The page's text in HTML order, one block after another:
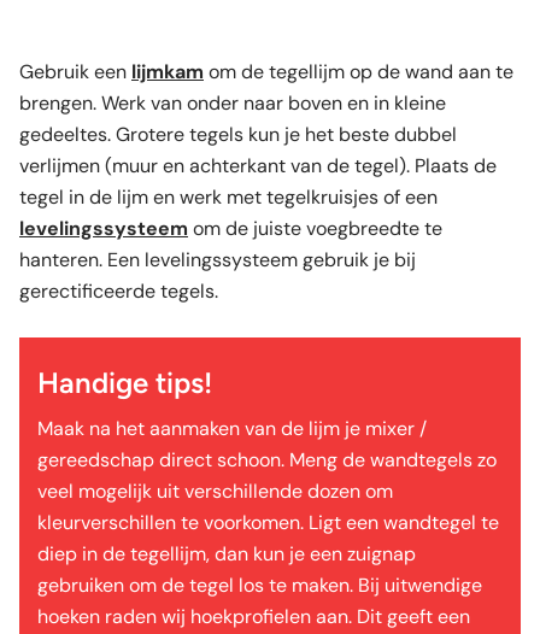
Gebruik een lijmkam om de tegellijm op de wand aan te
brengen. Werk van onder naar boven en in kleine
gedeeltes. Grotere tegels kun je het beste dubbel
verlijmen (muur en achterkant van de tegel). Plaats de
tegel in de lijm en werk met tegelkruisjes of een
levelingssysteem om de juiste voegbreedte te
hanteren. Een levelingssysteem gebruik je bij
gerectificeerde tegels.
Handige tips!
Maak na het aanmaken van de lijm je mixer /
gereedschap direct schoon. Meng de wandtegels zo
veel mogelijk uit verschillende dozen om
kleurverschillen te voorkomen. Ligt een wandtegel te
diep in de tegellijm, dan kun je een zuignap
gebruiken om de tegel los te maken. Bij uitwendige
hoeken raden wij hoekprofielen aan. Dit geeft een